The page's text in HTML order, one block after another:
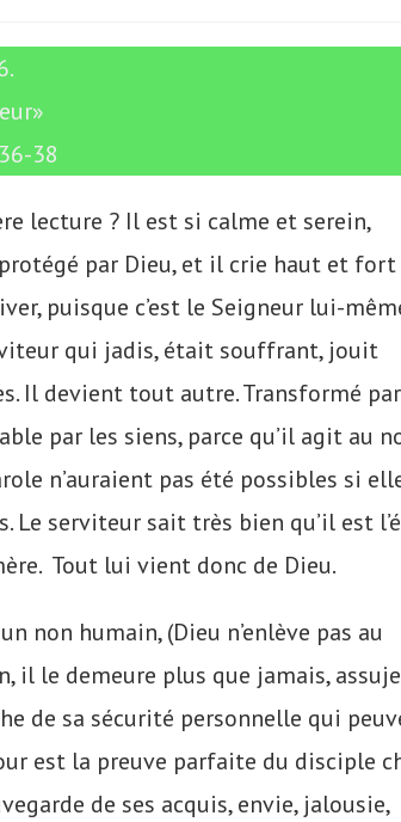
38
lecture ? Il est si calme et serein,
par Dieu, et il crie haut et fort
puisque c’est le Seigneur lui-
qui jadis, était souffrant, jouit
Il devient tout autre. Transformé
par les siens, parce qu’il agit au
n’auraient pas été possibles si
serviteur sait très bien qu’il est
Tout lui vient donc de Dieu.
non humain, (Dieu n’enlève pas au
il le demeure plus que jamais,
de sa sécurité personnelle qui
est la preuve parfaite du disciple
de ses acquis, envie, jalousie,